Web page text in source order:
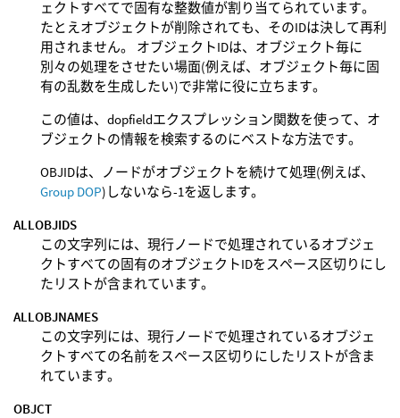
ェクトすべてで固有な整数値が割り当てられています。
たとえオブジェクトが削除されても、そのIDは決して再利
用されません。 オブジェクトIDは、オブジェクト毎に
別々の処理をさせたい場面(例えば、オブジェクト毎に固
有の乱数を生成したい)で非常に役に立ちます。
この値は、dopfieldエクスプレッション関数を使って、オ
ブジェクトの情報を検索するのにベストな方法です。
OBJIDは、ノードがオブジェクトを続けて処理(例えば、
Group DOP)しないなら-1を返します。
ALLOBJIDS
この文字列には、現行ノードで処理されているオブジェ
クトすべての固有のオブジェクトIDをスペース区切りにし
たリストが含まれています。
ALLOBJNAMES
この文字列には、現行ノードで処理されているオブジェ
クトすべての名前をスペース区切りにしたリストが含ま
れています。
OBJCT